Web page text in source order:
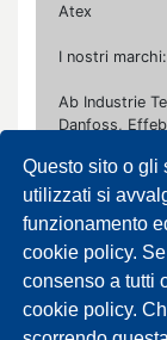
Questo sito o gli
utilizzati si
funzionamento
cookie policy.
consenso a tutti
cookie policy.
Atex
I nostri marchi:
Ab Industrie
Danfoss,
Johnson
Orobiche,
Spirax Sarco,
Portata
Contalitri
Elementi